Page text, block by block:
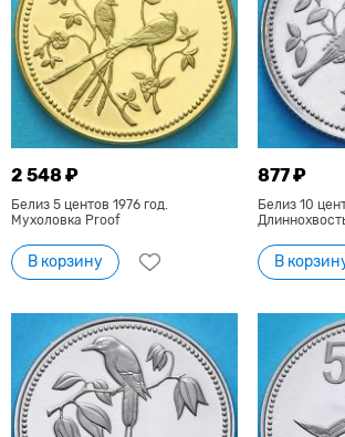
2 548 ₽
Белиз 5 центов 1976 год.
Мухоловка Proof
В корзину
877 ₽
Белиз 10
В